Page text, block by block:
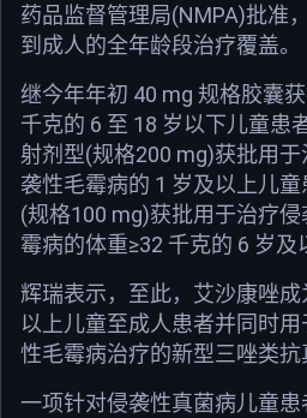
药品监督管理局(NMPA)批准
到成人的全年龄段治疗覆盖。
继今年年初 40 mg 规格胶囊
千克的 6 至 18 岁以下儿童患
射剂型(规格200 mg)获批用
袭性毛霉病的 1 岁及以上儿
(规格100 mg)获批用于治疗
霉病的体重≥32 千克的 6 岁及
辉瑞表示，至此，艾沙康唑
以上儿童至成人患者并同时
性毛霉病治疗的新型三唑类抗
一项针对侵袭性真菌病儿童